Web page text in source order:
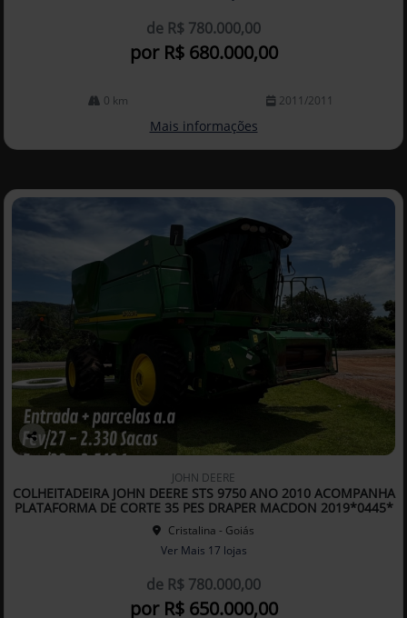
de R$ 780.000,00
por R$ 680.000,00
0 km 2011/2011
Mais informações
Co
arti
lhe
JOHN DEERE
COLHEITADEIRA JOHN DEERE STS 9750 ANO 2010 ACOMPANHA
PLATAFORMA DE CORTE 35 PES DRAPER MACDON 2019*0445*
Cristalina - Goiás
Ver Mais 17 lojas
de R$ 780.000,00
por R$ 650.000,00